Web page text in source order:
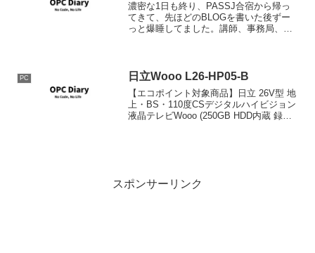
濃密な1日も終り、PASSJ合宿から帰っ
てきて、先ほどのBLOGを書いた後ずー
っと爆睡してました。講師、事務局、参
す。
PC 日立Wooo L26-HP05-B
【エコポイント対象商品】日立 26V型 地
上・BS・110度CSデジタルハイビジョン
液晶テレビWooo (250GB HDD内蔵 録画
スポンサーリンク